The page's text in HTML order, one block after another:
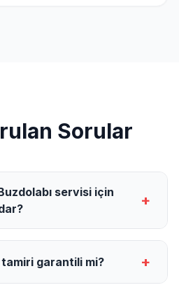
Sorular
servisi için
+
tamiri garantili mi? +